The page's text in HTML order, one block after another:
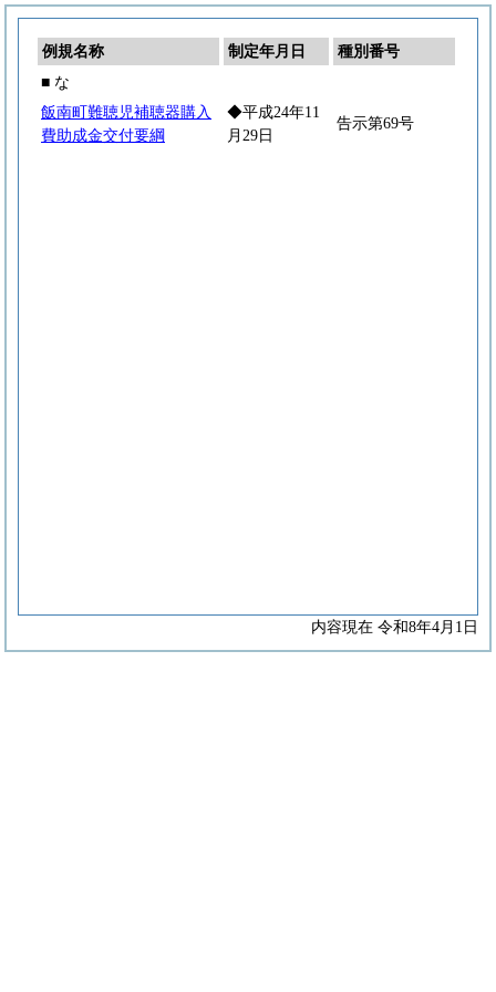
例規名称 制定年月日
種別番号
■ な
飯南町難聴児補聴器購入
費助成金交付要綱
◆平成24年11
月29日
告示第69号
内容現在 令和8年4月1日